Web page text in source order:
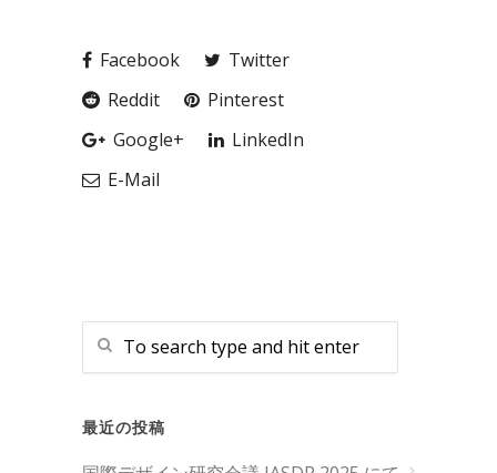
Facebook
Twitter
Reddit
Pinterest
Google+
LinkedIn
E-Mail
最近の投稿